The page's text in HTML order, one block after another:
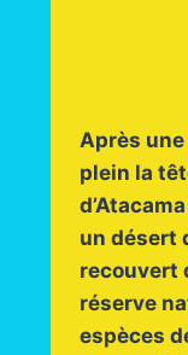
Après
plein la
un désert
recouvert
réserve
espèces